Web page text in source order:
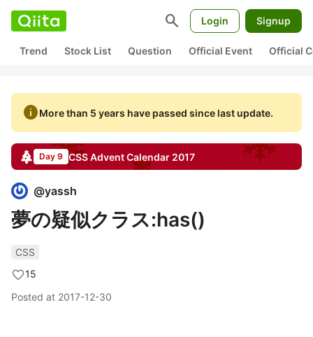
search Login Signup
Trend Stock List Question Official Event Official
infoMore than 5 years have passed since last update.
Day 9 CSSAdvent Calendar 2017
@yassh
夢の疑似クラス:has()
CSS
15
Posted at 2017-12-30